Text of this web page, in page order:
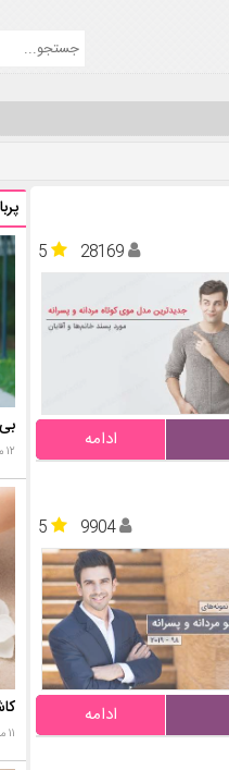
5
28169
ادامه
5
9904
ادامه
۱۲ مرداد ۱۴۰۵ - ۱۴:۱۶
۱۱ مرداد ۱۴۰۵ - ۱۱:۰۸